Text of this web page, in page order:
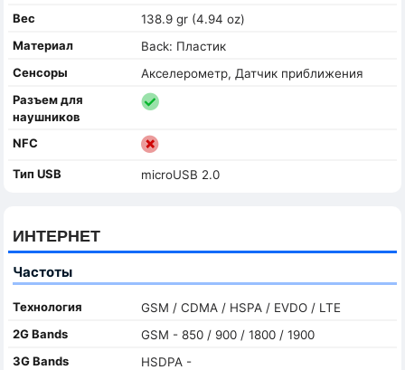
Вес
138.9 gr (4.94 oz)
Материал
Back: Пластик
Сенсоры
Акселерометр, Датчик приближения
Разъем для
наушников
NFC
Тип USB microUSB 2.0
ИНТЕРНЕТ
Частоты
Технология
GSM / CDMA / HSPA / EVDO / LTE
2G Bands
GSM - 850 / 900 / 1800 / 1900
3G Bands
HSDPA -